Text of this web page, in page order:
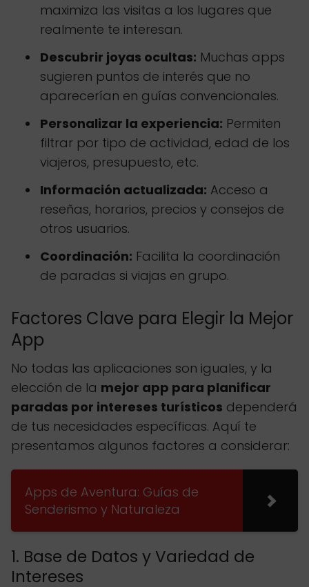
maximiza las visitas a los lugares que
realmente te interesan.
Descubrir joyas ocultas: Muchas apps
sugieren puntos de interés que no
aparecerían en guías convencionales.
Personalizar la experiencia: Permiten
filtrar por tipo de actividad, edad de los
viajeros, presupuesto, etc.
Información actualizada: Acceso a
reseñas, horarios, precios y consejos de
otros usuarios.
Coordinación: Facilita la coordinación
de paradas si viajas en grupo.
Factores Clave para Elegir la Mejor
App
No todas las aplicaciones son iguales, y la
elección de la mejor app para planificar
paradas por intereses turísticos dependerá
de tus necesidades específicas. Aquí te
presentamos algunos factores a considerar:
Apps de Aventura: Guías de
Senderismo y Naturaleza
1. Base de Datos y Variedad de
Intereses